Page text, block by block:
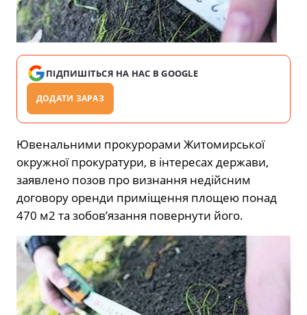
ПІДПИШІТЬСЯ НА НАС В GOOGLE
ДОДАТИ ЗАРАЗ
Ювенальними прокурорами Житомирської
окружної прокуратури, в інтересах держави,
заявлено позов про визнання недійсним
договору оренди приміщення площею понад
470 м2 та зобов’язання повернути його.